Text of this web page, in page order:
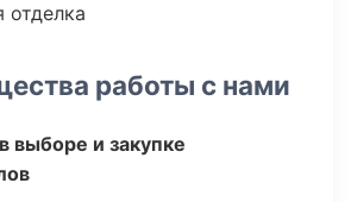
отделка
работы с нами
выборе и закупке